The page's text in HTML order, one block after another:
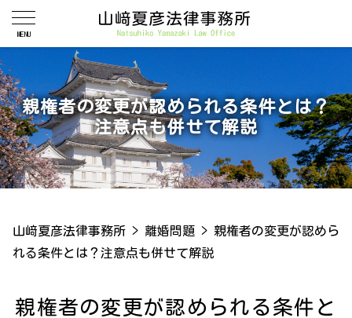
親権者の変更が認められる条件とは？
注意点も併せて解説
山﨑夏彦法律事務所 > 離婚問題 > 親権者の変更が認めら
れる条件とは？注意点も併せて解説
親権者の変更が認められる条件と